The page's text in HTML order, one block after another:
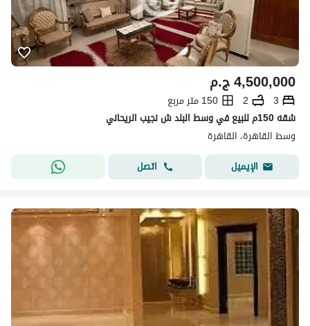
ج.م4,500,000
3
2
150 متر مربع
شقه 150م للبيع في وسط البلد ش نجيب الريحاني
وسط القاهرة، القاهرة
الإيميل
اتصل